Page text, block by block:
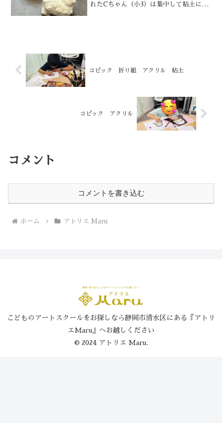
れたCちゃん（小3）は集中して粘土に取
コピック 折り紙 アクリル 粘土
コピック アクリル
コメント
コメントを書き込む
ホーム アトリエ Maru
こどものアートスクールをお探しなら静岡市清水区にある『アトリ
エMaru』へお越しください
© 2024 アトリエ Maru.